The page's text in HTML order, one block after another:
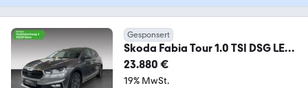
Gesponsert
Skoda Fabia Tour 1.0 TSI DSG LED
NAVI KESSY KAMERA
23.880 €
19% MwSt.